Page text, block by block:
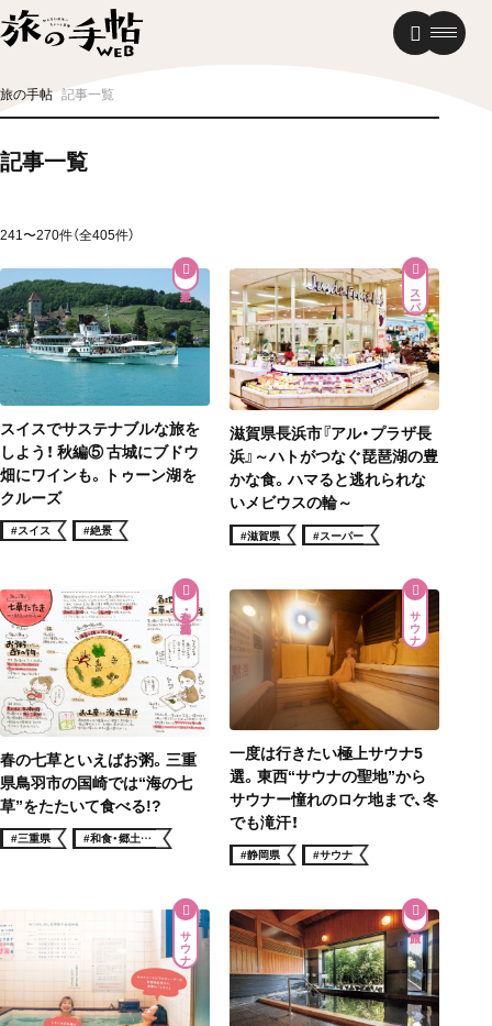
旅の手帖 記事一覧
記事一覧
241〜270件（全405件）
スイスでサステナブルな旅を
しよう！ 秋編⑤ 古城にブドウ
畑にワインも。トゥーン湖を
クルーズ
#スイス #絶景
スーパー
滋賀県長浜市『アル・プラザ長
浜』～ハトがつなぐ琵琶湖の豊
かな食。ハマると逃れられな
いメビウスの輪～
#滋賀県 #スーパー
和食・郷土料理
春の七草といえばお粥。三重
県鳥羽市の国崎では“海の七
草”をたたいて食べる!?
#三重県 #和食・郷土料
理
サウナ
一度は行きたい極上サウナ5
選。東西“サウナの聖地”から
サウナー憧れのロケ地まで、冬
でも滝汗！
#静岡県 #サウナ
サウナ
温泉
グルメ
街歩き